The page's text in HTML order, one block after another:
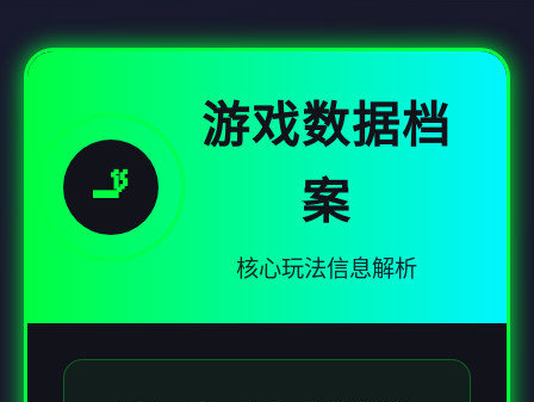
🚬
游戏数据档
案
核心玩法信息解析